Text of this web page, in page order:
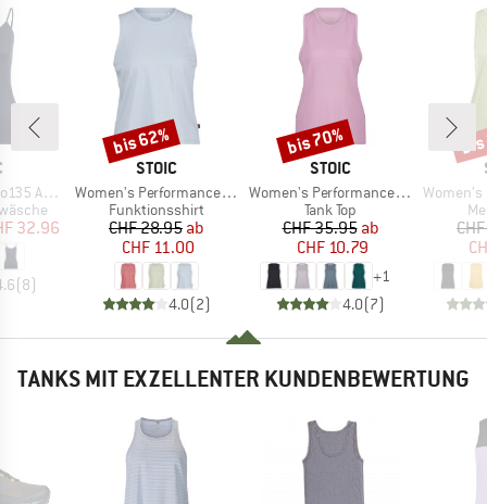
Top
Preis
32.96
(8)
MARKE
STOIC
Artikel
Women's PerformanceMerino BorgholmSt. Tank
Produktgruppe
Funktionsshirt
Preis
CHF 28.95reduzierter Preis
ab
CHF 11.00
4.0(2)
Rabatt
bis 62%
MARKE
STOIC
Artikel
Women's PerformanceMerino SpikenSt. Tank
Produktgruppe
Tank Top
Preis
CHF 35.95reduzierter Preis
ab
CHF 10.79
+1
4.0(7)
Rabatt
bis 70%
Artikel
Women's
TANKS MIT EXZELLENTER KUNDENBEWERTUNG